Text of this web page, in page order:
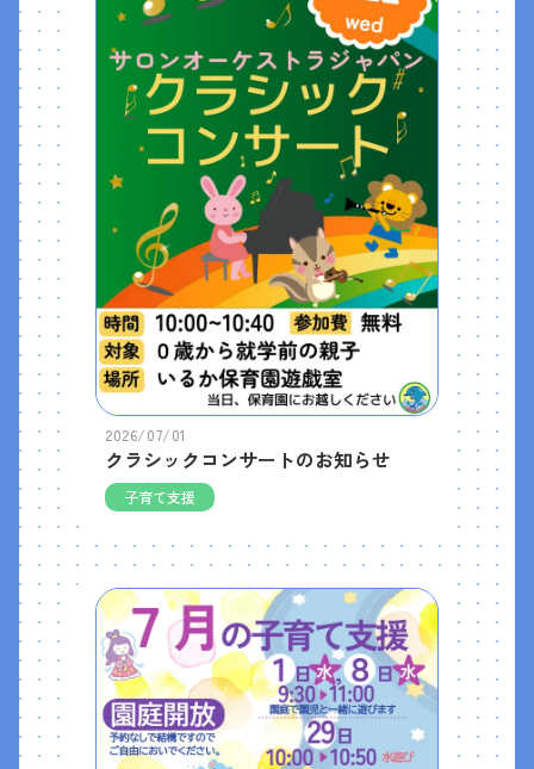
2026/07/01
クラシックコンサートのお知らせ
子育て支援